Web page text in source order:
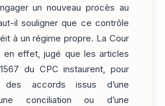
un nouveau procès au
il souligner que ce contrôle
à un régime propre. La Cour
en effet, jugé que les articles
du CPC instaurent, pour
des accords issus d’une
conciliation ou d’une